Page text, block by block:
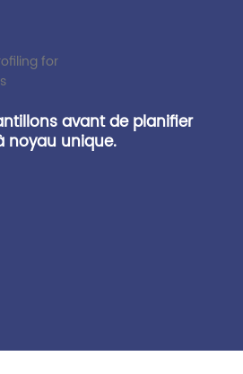
avant de planifier
noyau unique.